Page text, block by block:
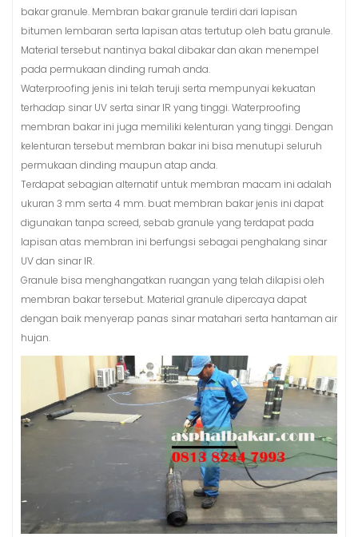
bakar granule. Membran bakar granule terdiri dari lapisan
bitumen lembaran serta lapisan atas tertutup oleh batu granule.
Material tersebut nantinya bakal dibakar dan akan menempel
pada permukaan dinding rumah anda.
Waterproofing jenis ini telah teruji serta mempunyai kekuatan
terhadap sinar UV serta sinar IR yang tinggi. Waterproofing
membran bakar ini juga memiliki kelenturan yang tinggi. Dengan
kelenturan tersebut membran bakar ini bisa menutupi seluruh
permukaan dinding maupun atap anda.
Terdapat sebagian alternatif untuk membran macam ini adalah
ukuran 3 mm serta 4 mm. buat membran bakar jenis ini dapat
digunakan tanpa screed, sebab granule yang terdapat pada
lapisan atas membran ini berfungsi sebagai penghalang sinar
UV dan sinar IR.
Granule bisa menghangatkan ruangan yang telah dilapisi oleh
membran bakar tersebut. Material granule dipercaya dapat
dengan baik menyerap panas sinar matahari serta hantaman air
hujan.